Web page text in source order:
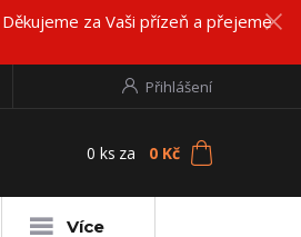
za Vaši přízeň a přejeme
Přihlášení
0 ks za 0 Kč
Více